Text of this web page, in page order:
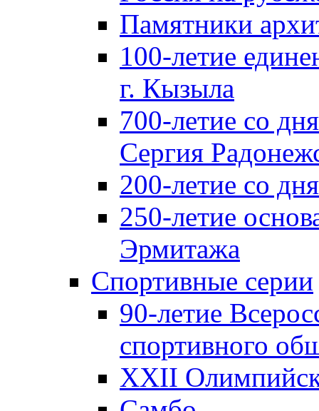
Памятники
100-летие
г. Кызыла
700-летие со
Сергия
200-летие со
250-летие
Эрмитажа
Спортивные серии
90-летие
спортивного
XXII